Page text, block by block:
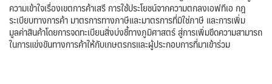
ความเข้าใจเรื่องเขตการค้าเสรี การใช้ประโยชน์จากความตกลงเอฟทีเอ กฎ
ระเบียบทางการค้า มาตรการทางภาษีและมาตรการที่มิใช่ภาษี และการเพิ่ม
มูลค่าสินค้าโดยการจดทะเบียนสิ่งบ่งชี้ทางภูมิศาสตร์ สู่การเพิ่มขีดความสามารถ
ในการแข่งขันทางการค้าให้กับเกษตรกรและผู้ประกอบการที่มาเข้าร่วม